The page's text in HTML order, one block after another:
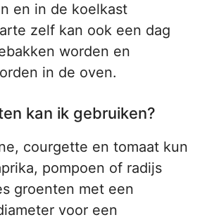
en in de koelkast
zelf kan ook een dag
worden en
in de oven.
kan ik gebruiken?
courgette en tomaat kun
pompoen of radijs
groenten met een
voor een